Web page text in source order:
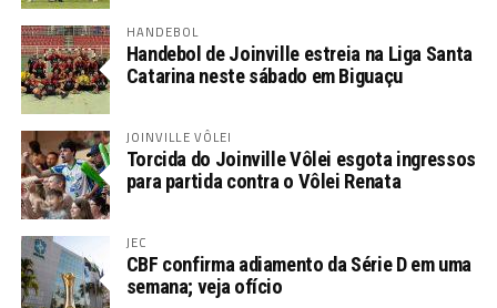
HANDEBOL
Handebol de Joinville estreia na Liga Santa
Catarina neste sábado em Biguaçu
JOINVILLE VÔLEI
Torcida do Joinville Vôlei esgota ingressos
para partida contra o Vôlei Renata
JEC
CBF confirma adiamento da Série D em uma
semana; veja ofício